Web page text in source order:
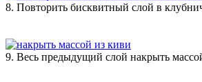
8. Повторить бисквитный слой в
9. Весь предыдущий слой накрыть